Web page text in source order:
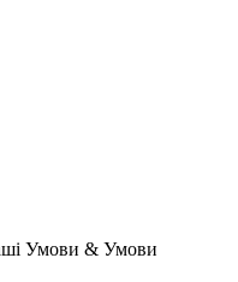
Умови & Умови